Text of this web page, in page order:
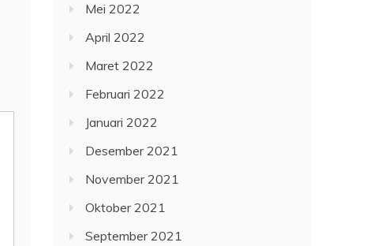
Mei 2022
April 2022
Maret 2022
Februari 2022
Januari 2022
Desember 2021
November 2021
Oktober 2021
September 2021